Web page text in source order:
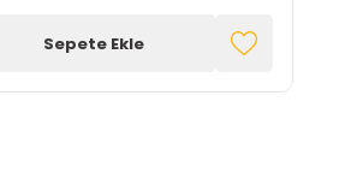
Sepete Ekle